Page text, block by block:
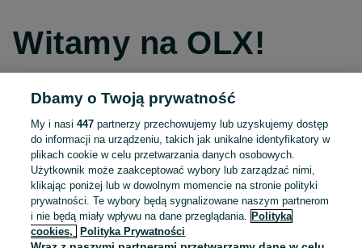
Witamy na OLX!
Kontynuuj przez Facebooka
Kontynuuj przez konto Apple
Kontynuuj przez konto Google
Dbamy o Twoją prywatność
My i nasi447 partnerzy przechowujemy lub uzyskujemy dostęp
do informacji na urządzeniu, takich jak unikalne identyfikatory w
plikach cookie w celu przetwarzania danych osobowych.
Użytkownik może zaakceptować wybory lub zarządzać nimi,
klikając poniżej lub w dowolnym momencie na stronie polityki
prywatności. Te wybory będą sygnalizowane naszym partnerom
i nie będą miały wpływu na dane przeglądania.
Polityka
cookies,
Polityka Prywatności